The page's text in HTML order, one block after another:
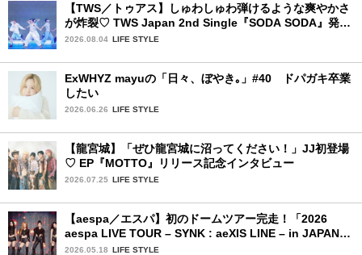
【TWS／トゥアス】しゅわしゅわ弾けるような爽やかさ
が炸裂♡ TWS Japan 2nd Single『SODA SODA』発売
記念SPECIAL SHOWCASEを詳細レポ
2026.08.04 LIFE STYLE
ExWHYZ mayuの「日々、ぼやき｡」#40 ドパガキ卒業
したい
2026.06.26 LIFE STYLE
【龍宮城】「ぜひ龍宮城に沼ってください！」JJ初登場
♡ EP『MOTTO』リリース記念インタビュー
2026.07.25 LIFE STYLE
【aespa／エスパ】初のドームツアー完走！「2026
aespa LIVE TOUR – SYNK : aeXIS LINE – in JAPAN
[SPECIAL EDITION DOME TOUR] 」東京ドーム公演2
2026.05.18 LIFE STYLE